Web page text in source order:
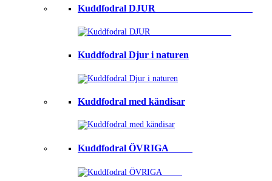
Kuddfodral DJUR ⠀⠀⠀⠀⠀⠀⠀⠀⠀⠀⠀⠀⠀
Kuddfodral Djur i naturen
Kuddfodral med kändisar
Kuddfodral ÖVRIGA ⠀⠀⠀